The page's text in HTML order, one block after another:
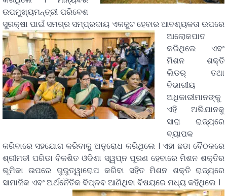
ଉପମୁଖ୍ୟମନ୍ତ୍ରୀ ପରିବେଶ
ସୁରକ୍ଷା ପାଇଁ ସମଗ୍ର ସମ୍ପ୍ରଦାୟ ଏକଜୁଟ ହେବାର ଆବଶ୍ୟକତା ଉପରେ
ଆଲୋକପାତ
କରିଥିଲେ ଏବଂ
ମିଶନ ଶକ୍ତି
ଲିଡର୍‌ ତଥା
ବିଭାଗୀୟ
ଅଧିକାରୀମାନଙ୍କୁ
ଏହି ଅଭିଯାନକୁ
ସାରା ରାଜ୍ୟରେ
ବ୍ୟାପକ
କରିବାରେ ସହଯୋଗ କରିବାକୁ ଅନୁରୋଧ କରିଥିଲେ । ଏହା ଛଡା ବୈଠକରେ
ଶ୍ରୀମତୀ ପରିଡା ବିକଶିତ ଓଡିଶା ସ୍ୱପ୍ନ ପୂରଣ ହେବାରେ ମିଶନ ଶକ୍ତିର
ଭୂମିକା ଉପରେ ଗୁରୁତ୍ୱାରୋପ କରିବା ସହିତ ମିଶନ ଶକ୍ତି ରାଜ୍ୟରେ
ସାମାଜିକ ଏବଂ ଅର୍ଥନୈତିକ ବିପ୍ଳବ ଆଣିଥିବା ବିଷୟରେ ମଧ୍ୟ କହିଥିଲେ ।